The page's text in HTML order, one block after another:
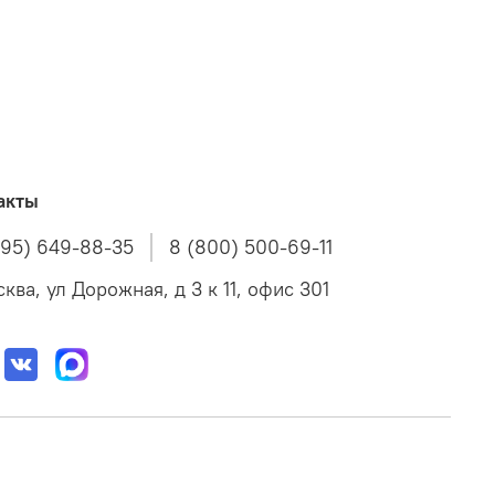
649-88-35
8 (800) 500-69-11
ул Дорожная, д 3 к 11, офис 301